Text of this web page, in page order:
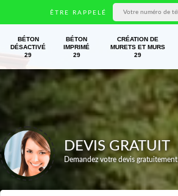
ÊTRE RAPPELÉ
BÉTON
DÉSACTIVÉ
29
BÉTON
IMPRIMÉ
29
CRÉATION DE
MURETS ET MURS
29
DEVIS GRATUIT
Demandez votre devis gratuitement